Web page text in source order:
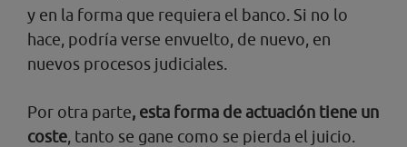
y en la forma que requiera el banco. Si no lo
hace, podría verse envuelto, de nuevo, en
nuevos procesos judiciales.
Por otra parte, esta forma de actuación tiene un
coste, tanto se gane como se pierda el juicio.